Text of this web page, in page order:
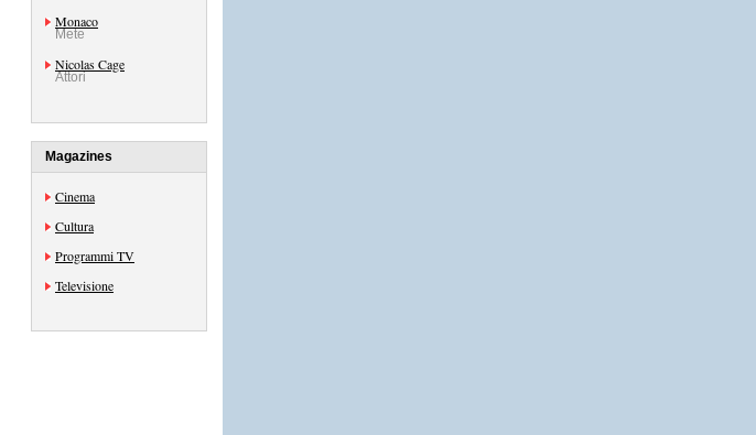
Monaco
Mete
Nicolas Cage
Attori
Magazines
Cinema
Cultura
Programmi TV
Televisione